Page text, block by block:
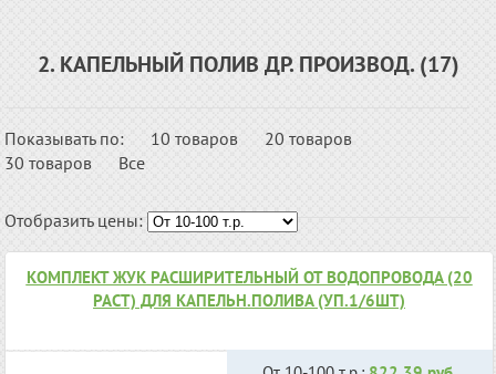
2. КАПЕЛЬНЫЙ ПОЛИВ ДР. ПРОИЗВОД. (17)
Показывать по: 10 товаров
20 товаров
30 товаров
Все
Отобразить цены:
КОМПЛЕКТ ЖУК РАСШИРИТЕЛЬНЫЙ ОТ ВОДОПРОВОДА (20
РАСТ) ДЛЯ КАПЕЛЬН.ПОЛИВА (УП.1/6ШТ)